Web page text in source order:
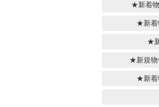
★新着
★新着
★
★新規物
★新着